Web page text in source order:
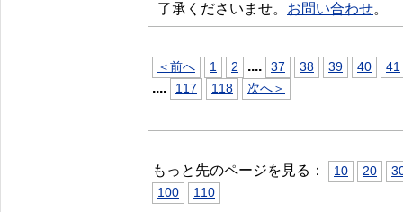
了承くださいませ。 お問い合わせ。
＜前へ 1 2 .... 37 38 39 40 41
.... 117 118 次へ＞
もっと先のページを見る： 10 20
100
110